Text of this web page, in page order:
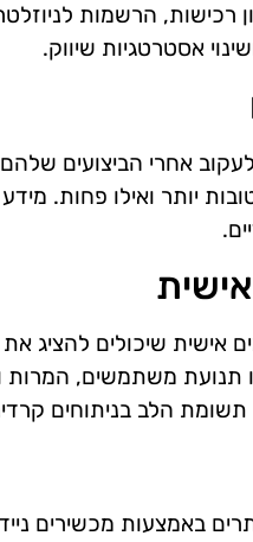
רכישות, הרשמות
אסטרטגיות שיווק.
אחרי הביצועים
יותר ואילו פחות.
אישית שיכולים להציג
תנועת משתמשים,
הלב בניתוחים
באמצעות מכשירים